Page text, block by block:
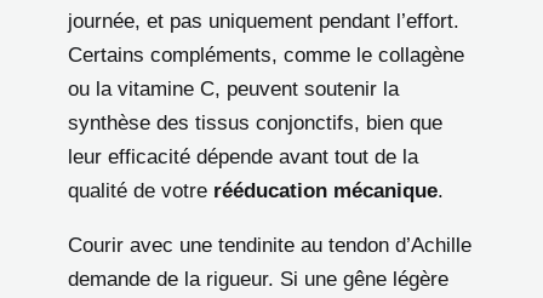
journée, et pas uniquement pendant l’effort.
Certains compléments, comme le collagène
ou la vitamine C, peuvent soutenir la
synthèse des tissus conjonctifs, bien que
leur efficacité dépende avant tout de la
qualité de votre rééducation mécanique.
Courir avec une tendinite au tendon d’Achille
demande de la rigueur. Si une gêne légère